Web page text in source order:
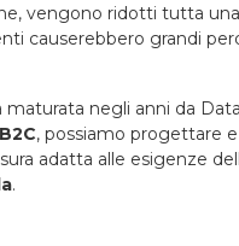
vengono ridotti tutta
causerebbero grandi
maturata negli anni da
, possiamo progettare
adatta alle esigenze
.